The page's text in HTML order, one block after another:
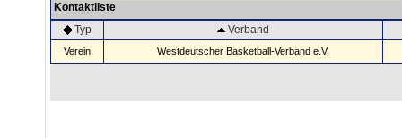
Kontaktliste
Typ
Verband
Verein Westdeutscher Basketball-Verband e.V.